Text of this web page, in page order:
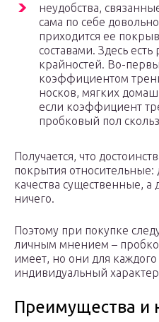
неудобства,
сама по себе
приходится ее
составами. Здесь
крайностей. Во-
коэффициентом
носков, мягких
если коэффициент
пробковый пол
Получается, что
покрытия
качества существенные,
ничего.
Поэтому при покупке
личным мнением –
имеет, но они для каждого
индивидуальный
Преимущества и